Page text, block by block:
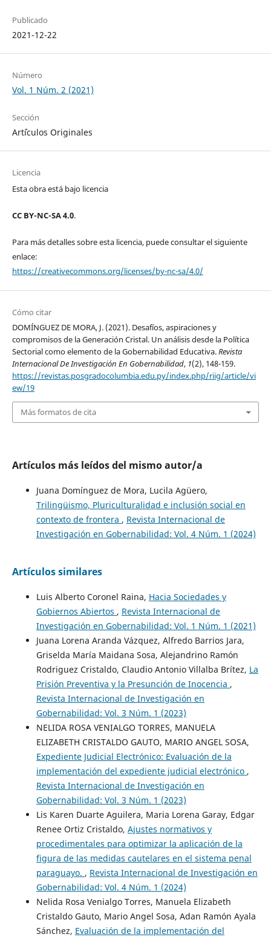
Publicado
2021-12-22
Número
Vol. 1 Núm. 2 (2021)
Sección
Art´ículos Originales
Licencia
Esta obra está bajo licencia
CC BY-NC-SA 4.0.
Para más detalles sobre esta licencia, puede consultar el siguiente
enlace:
https://creativecommons.org/licenses/by-nc-sa/4.0/
Cómo citar
DOMÍNGUEZ DE MORA, J. (2021). Desafíos, aspiraciones y
compromisos de la Generación Cristal. Un análisis desde la Política
Sectorial como elemento de la Gobernabilidad Educativa.Revista
Internacional De Investigación En Gobernabilidad, 1(2), 148-159.
https://revistas.posgradocolumbia.edu.py/index.php/riig/article/vi
ew/19
Más formatos de cita
Artículos más leídos del mismo autor/a
Juana Domínguez de Mora, Lucila Agüero,
Trilingüismo, Pluriculturalidad e inclusión social en
contexto de frontera , Revista Internacional de
Investigación en Gobernabilidad: Vol. 4 Núm. 1 (2024)
Artículos similares
Luis Alberto Coronel Raina, Hacia Sociedades y
Gobiernos Abiertos , Revista Internacional de
Investigación en Gobernabilidad: Vol. 1 Núm. 1 (2021)
Juana Lorena Aranda Vázquez, Alfredo Barrios Jara,
Griselda María Maidana Sosa, Alejandrino Ramón
Rodriguez Cristaldo, Claudio Antonio Villalba Brítez, La
Prisión Preventiva y la Presunción de Inocencia ,
Revista Internacional de Investigación en
Gobernabilidad: Vol. 3 Núm. 1 (2023)
NELIDA ROSA VENIALGO TORRES, MANUELA
ELIZABETH CRISTALDO GAUTO, MARIO ANGEL SOSA,
Expediente Judicial Electrónico: Evaluación de la
implementación del expediente judicial electrónico ,
Revista Internacional de Investigación en
Gobernabilidad: Vol. 3 Núm. 1 (2023)
Lis Karen Duarte Aguilera, Maria Lorena Garay, Edgar
Renee Ortiz Cristaldo, Ajustes normativos y
procedimentales para optimizar la aplicación de la
figura de las medidas cautelares en el sistema penal
paraguayo. , Revista Internacional de Investigación en
Gobernabilidad: Vol. 4 Núm. 1 (2024)
Nelida Rosa Venialgo Torres, Manuela Elizabeth
Cristaldo Gauto, Mario Angel Sosa, Adan Ramón Ayala
Sánchez, Evaluación de la implementación del